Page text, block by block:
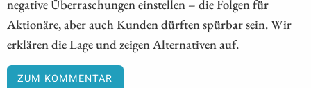
negative Überraschungen einstellen – die Folgen für
Aktionäre, aber auch Kunden dürften spürbar sein. Wir
erklären die Lage und zeigen Alternativen auf.
ZUM KOMMENTAR